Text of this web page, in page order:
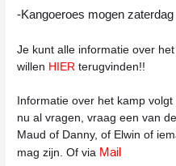
-Kangoeroes mogen
Je kunt alle informatie over
willen HIER terugvinden!!
Informatie over het kamp
nu al vragen, vraag een van
Maud of Danny, of Elwin of
mag zijn. Of via Mail